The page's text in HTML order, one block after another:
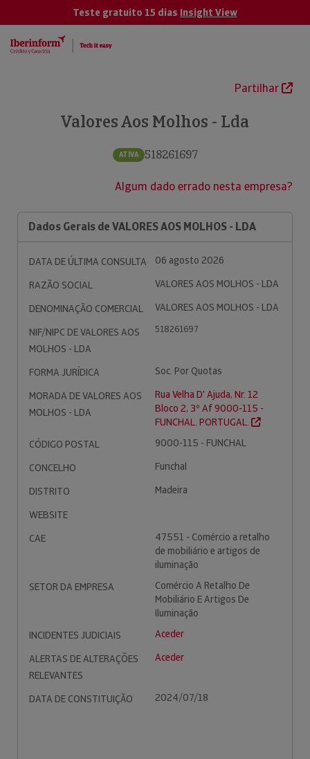
Teste gratuito 15 dias Insight View
Partilhar
Valores Aos Molhos - Lda
ATIVA 518261697
Algum dado errado nesta empresa?
Dados Gerais de VALORES AOS MOLHOS - LDA
DATA DE ÚLTIMA CONSULTA
06 agosto 2026
RAZÃO SOCIAL
VALORES AOS MOLHOS - LDA
DENOMINAÇÃO COMERCIAL
VALORES AOS MOLHOS - LDA
NIF/NIPC DE VALORES AOS
MOLHOS - LDA
518261697
FORMA JURÍDICA
Soc. Por Quotas
MORADA DE VALORES AOS
MOLHOS - LDA
Rua Velha D' Ajuda, Nr. 12
Bloco 2, 3º Af 9000-115 -
FUNCHAL. PORTUGAL.
CÓDIGO POSTAL
9000-115 - FUNCHAL
CONCELHO
Funchal
DISTRITO
Madeira
WEBSITE
CAE
47551 - Comércio a retalho
de mobiliário e artigos de
iluminação
SETOR DA EMPRESA
Comércio A Retalho De
Mobiliário E Artigos De
Iluminação
INCIDENTES JUDICIAIS
Aceder
ALERTAS DE ALTERAÇÕES
RELEVANTES
Aceder
DATA DE CONSTITUIÇÃO 2024/07/18